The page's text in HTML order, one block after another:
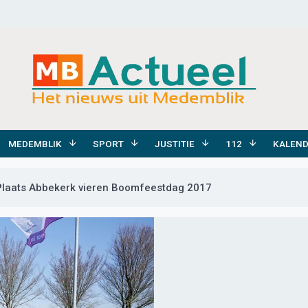
MEDEMBLIK SPORT JUSTITIE 112
Abbekerk vieren Boomfeestdag 2017